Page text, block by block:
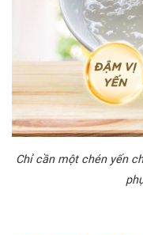
Chỉ cần một chén yến